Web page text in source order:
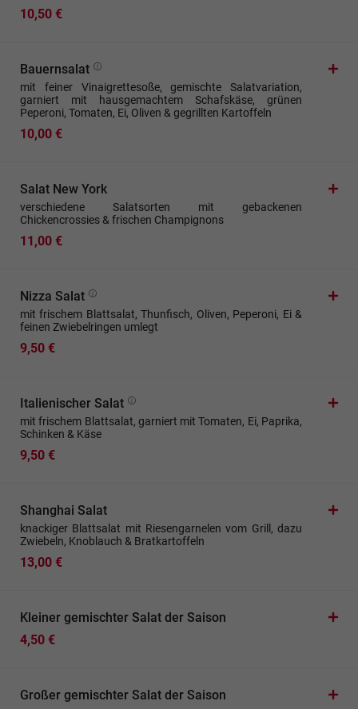
10,50 €
Bauernsalat
mit feiner Vinaigrettesoße, gemischte Salatvariation,
garniert mit hausgemachtem Schafskäse, grünen
Peperoni, Tomaten, Ei, Oliven & gegrillten Kartoffeln
10,00 €
Salat New York
verschiedene Salatsorten mit gebackenen
Chickencrossies & frischen Champignons
11,00 €
Nizza Salat
mit frischem Blattsalat, Thunfisch, Oliven, Peperoni, Ei &
feinen Zwiebelringen umlegt
9,50 €
Italienischer Salat
mit frischem Blattsalat, garniert mit Tomaten, Ei, Paprika,
Schinken & Käse
9,50 €
Shanghai Salat
knackiger Blattsalat mit Riesengarnelen vom Grill, dazu
Zwiebeln, Knoblauch & Bratkartoffeln
13,00 €
Kleiner gemischter Salat der Saison
4,50 €
Großer gemischter Salat der Saison